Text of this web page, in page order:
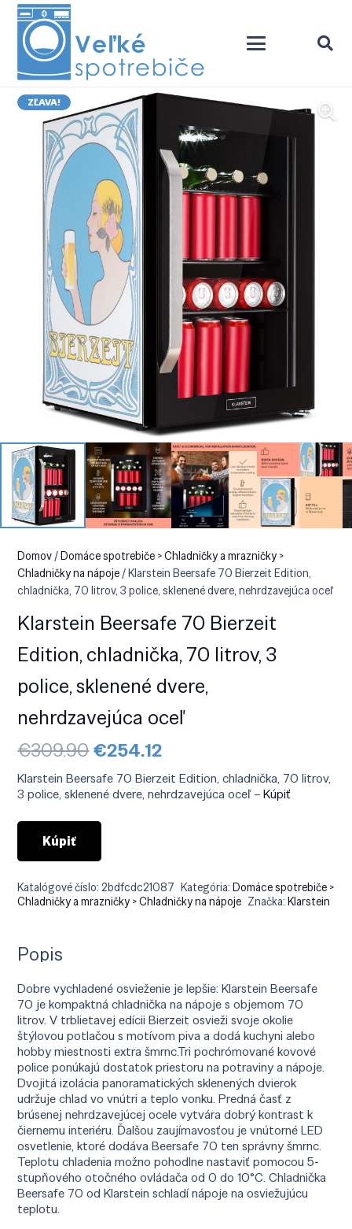
ZĽAVA!
Domov/Domáce spotrebiče > Chladničky a mrazničky >
Chladničky na nápoje/ Klarstein Beersafe 70 Bierzeit Edition,
chladnička, 70 litrov, 3 police, sklenené dvere, nehrdzavejúca oceľ
Klarstein Beersafe 70 Bierzeit
Edition, chladnička, 70 litrov, 3
police, sklenené dvere,
nehrdzavejúca oceľ
€309.90Pôvodná
cena
bola:
€309.90.
€254.12
je:
€254.12.
Klarstein Beersafe 70 Bierzeit Edition, chladnička, 70 litrov,
3 police, sklenené dvere, nehrdzavejúca oceľ –Kúpiť
Kúpiť
Katalógové číslo:2bdfcdc21087 Kategória:Domáce spotrebiče >
Chladničky a mrazničky > Chladničky na nápoje Značka:Klarstein
Popis
Dobre vychladené osvieženie je lepšie: Klarstein Beersafe
70 je kompaktná chladnička na nápoje s objemom 70
litrov. V trblietavej edícii Bierzeit osvieži svoje okolie
štýlovou potlačou s motívom piva a dodá kuchyni alebo
hobby miestnosti extra šmrnc.Tri pochrómované kovové
police ponúkajú dostatok priestoru na potraviny a nápoje.
Dvojitá izolácia panoramatických sklenených dvierok
udržuje chlad vo vnútri a teplo vonku. Predná časť z
brúsenej nehrdzavejúcej ocele vytvára dobrý kontrast k
čiernemu interiéru. Ďalšou zaujímavosťou je vnútorné LED
osvetlenie, ktoré dodáva Beersafe 70 ten správny šmrnc.
Teplotu chladenia možno pohodlne nastaviť pomocou 5-
stupňového otočného ovládača od 0 do 10°C. Chladnička
Beersafe 70 od Klarstein schladí nápoje na osviežujúcu
teplotu.